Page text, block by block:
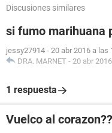
Discusiones similares
si fumo marihuana
jessy27914 - 20 abr 2016 a las
DRA. MARNET - 20 abr
1 respuesta
Vuelco al